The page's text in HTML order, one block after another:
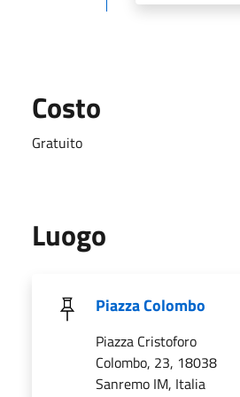
Costo
Gratuito
Luogo
Piazza Colombo
Piazza Cristoforo
Colombo, 23, 18038
Sanremo IM, Italia